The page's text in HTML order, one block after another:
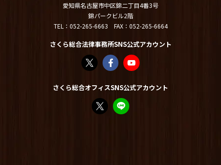
愛知県名古屋市中区錦二丁目4番3号
錦パークビル2階
TEL： 052-265-6663 FAX：052-265-6664
さくら総合法律事務所SNS公式アカウント
さくら総合法律事務所（@sakurasogolaw
さくら総合法律事務所 | Facebook
さくら総合法律事務所 -
さくら総合オフィスSNS公式アカウント
FP竹内美土璃（@fpsakurasogo）さん
教えてみどり先生【公式LINE】